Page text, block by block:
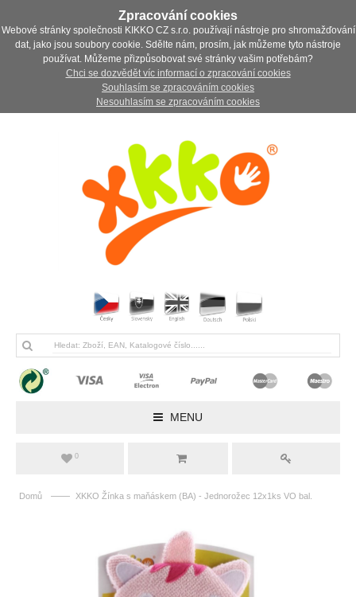
Zpracování cookies
Webové stránky společnosti KIKKO CZ s.r.o. používají nástroje pro shromažďování
dat, jako jsou soubory cookie. Sdělte nám, prosím, jak můžeme tyto nástroje
používat. Můžeme přizpůsobovat své stránky vašim potřebám?
Chci se dozvědět víc informací o zpracování cookies
Souhlasím se zpracováním cookies
Nesouhlasím se zpracováním cookies
MENU
0
Domů —— XKKO Žínka s maňáskem (BA) - Jednorožec 12x1ks VO bal.